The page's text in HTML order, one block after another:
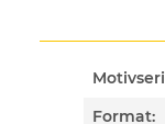
Format: